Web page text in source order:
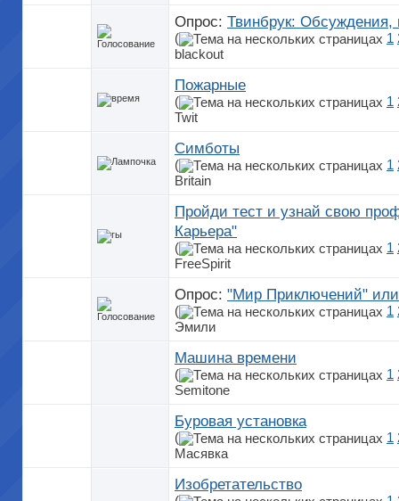
Опрос: Твинбрук: Обсуждения,
( 1
blackout
Пожарные
( 1
Twit
Симботы
( 1
Britain
Пройди тест и узнай свою
Карьера"
( 1
FreeSpirit
Опрос: "Мир Приключений"
( 1
Эмили
Машина времени
( 1
Semitone
Буровая установка
( 1
Масявка
Изобретательство